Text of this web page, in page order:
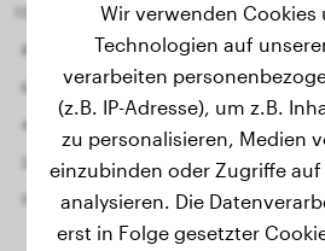
Wir verwenden Cookies
Technologien auf
verarbeiten
(z.B. IP-Adresse), um z.B.
zu personalisieren, Medien
einzubinden oder Zugriffe auf
analysieren. Die
erst in Folge gesetzter